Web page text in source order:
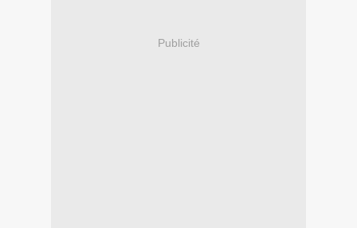
Publicité